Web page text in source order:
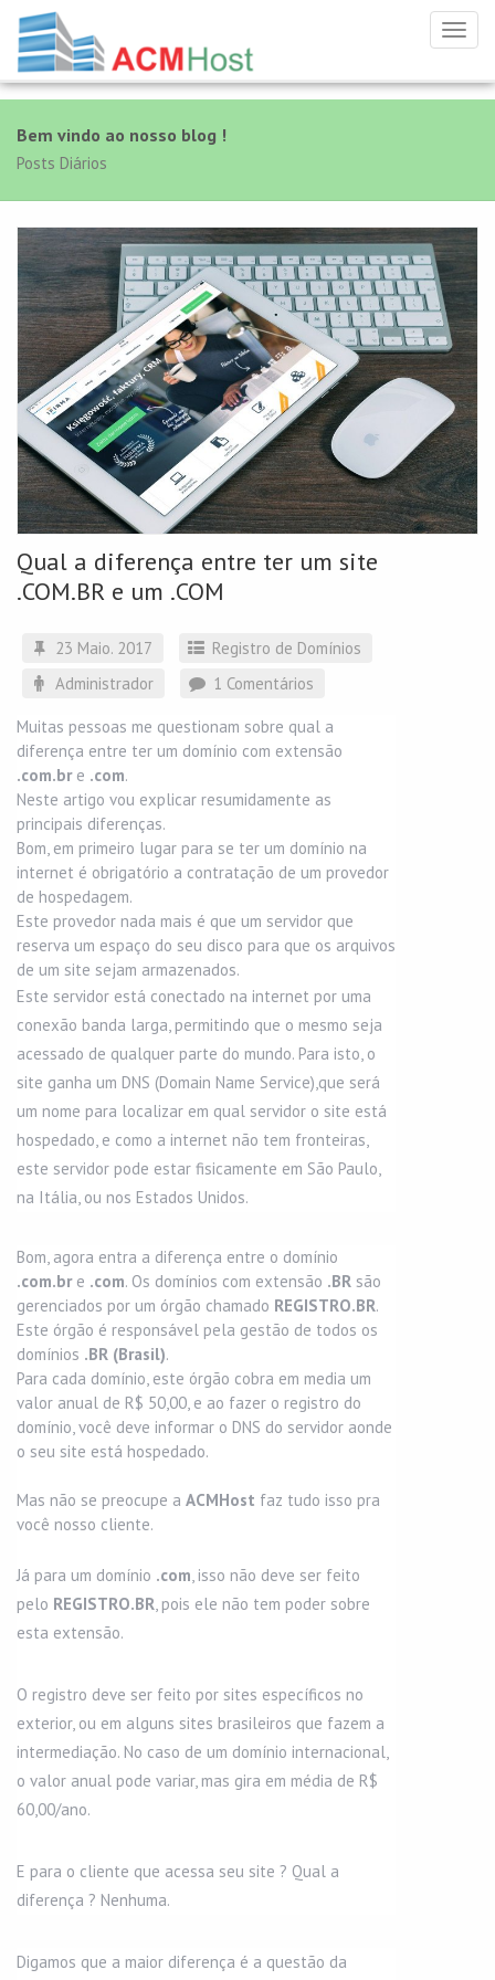
Bem vindo ao nosso blog !
Posts Diários
Qual a diferença entre ter um site
.COM.BR e um .COM
23 Maio. 2017
Registro de Domínios
Administrador
1 Comentários
Muitas pessoas me questionam sobre qual a
diferença entre ter um domínio com extensão
.com.bre .com.
Neste artigo vou explicar resumidamente as
principais diferenças.
Bom, em primeiro lugar para se ter um domínio na
internet é obrigatório a contratação de um provedor
de hospedagem.
Este provedor nada mais é que um servidor que
reserva um espaço do seu disco para que os arquivos
de um site sejam armazenados.
Este servidor está conectado na internet por uma
conexão banda larga, permitindo que o mesmo seja
acessado de qualquer parte do mundo. Para isto, o
site ganha um DNS (Domain Name Service),que será
um nome para localizar em qual servidor o site está
hospedado, e como a internet não tem fronteiras,
este servidor pode estar fisicamente em São Paulo,
na Itália, ou nos Estados Unidos.
Bom, agora entra a diferença entre o domínio
.com.bre .com. Os domínios com extensão .BR são
gerenciados por um órgão chamado REGISTRO.BR.
Este órgão é responsável pela gestão de todos os
domínios .BR (Brasil).
Para cada domínio, este órgão cobra em media um
valor anual de R$ 50,00, e ao fazer o registro do
domínio, você deve informar o DNS do servidor aonde
o seu site está hospedado.
Mas não se preocupe a ACMHost faz tudo isso pra
você nosso cliente.
Já para um domínio .com, isso não deve ser feito
pelo REGISTRO.BR, pois ele não tem poder sobre
esta extensão.
O registro deve ser feito por sites específicos no
exterior, ou em alguns sites brasileiros que fazem a
intermediação. No caso de um domínio internacional,
o valor anual pode variar, mas gira em média de R$
60,00/ano.
E para o cliente que acessa seu site ? Qual a
diferença ? Nenhuma.
Digamos que a maior diferença é a questão da